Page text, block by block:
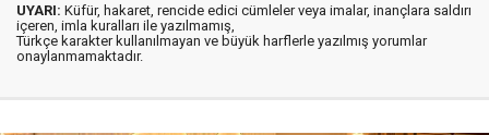
UYARI: Küfür, hakaret, rencide edici cümleler veya imalar, inançlara saldırı
içeren, imla kuralları ile yazılmamış,
Türkçe karakter kullanılmayan ve büyük harflerle yazılmış yorumlar
onaylanmamaktadır.